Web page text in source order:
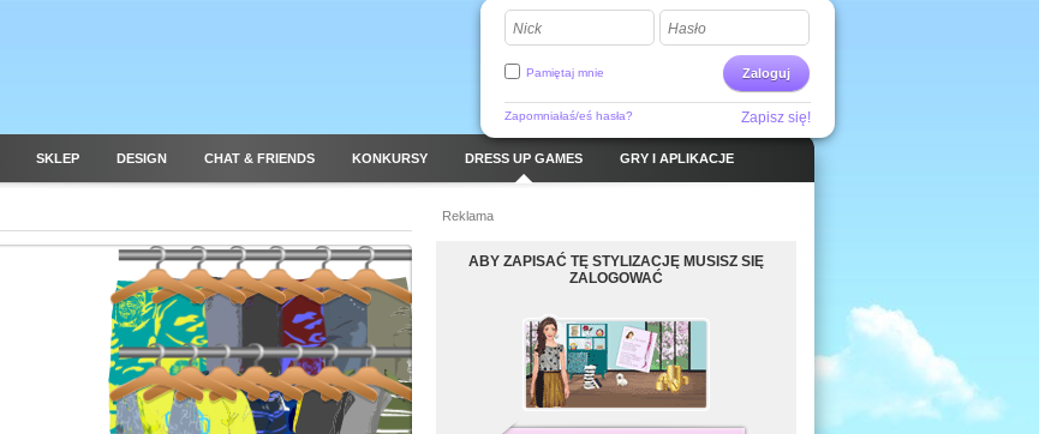
Nick Hasło
Zaloguj
Pamiętaj mnie
Zapomniałaś/eś hasła? Zapisz się!
SKLEP DESIGN CHAT & FRIENDS KONKURSY DRESS UP GAMES GRY I APLIKACJE
Reklama
ABY ZAPISAĆ TĘ STYLIZACJĘ MUSISZ SIĘ
ZALOGOWAĆ